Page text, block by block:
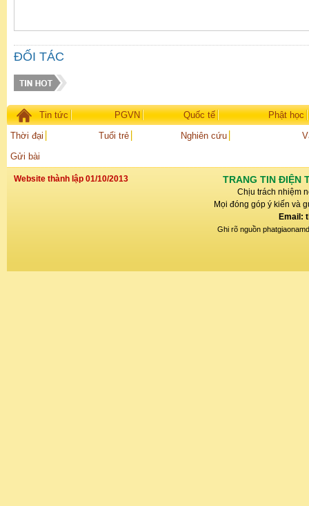
ĐỐI TÁC
Tin tức PGVN Quốc tế
Phật học
Thời đại
Tuổi trẻ Nghiên cứu
Gửi bài
Website thành lập 01/10/2013 TRANG TIN ĐIỆN
Chịu trách nhiệm
Mọi đóng góp ý kiến và
Email:
Ghi rõ nguồn